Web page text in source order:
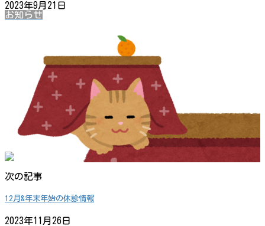
2023年9月21日
お知らせ
次の記事
12月&年末年始の休診情報
2023年11月26日